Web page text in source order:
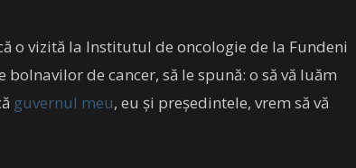
o vizită la Institutul de oncologie de la Fundeni
de cancer, să le spună: o să vă luăm
guvernul meu, eu și președintele, vrem să vă